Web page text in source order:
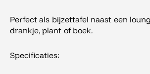
Perfect als bijzettafel naast een
drankje, plant of boek.
Specificaties: